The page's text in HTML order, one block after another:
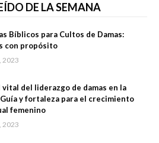
DE LA SEMANA
Bíblicos para Cultos de Damas:
con propósito
2023
vital del liderazgo de damas en la
y fortaleza para el crecimiento
femenino
2023